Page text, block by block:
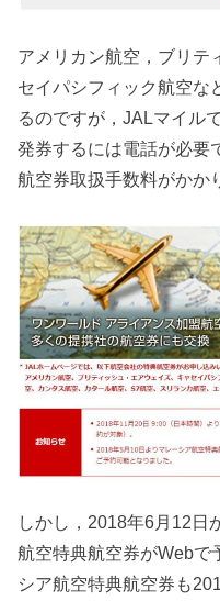
アメリカン航空，ブリテ
セイパシフィック航空な
るのですが，JALマイル
発券するには電話が必要
航空券取扱手数料がかか
しかし，2018年6月12日
航空特典航空券がWebで
シア航空特典航空券も